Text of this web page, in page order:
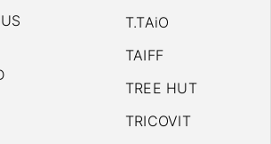
T.TAiO
TAIFF
TREE HUT
TRICOVIT